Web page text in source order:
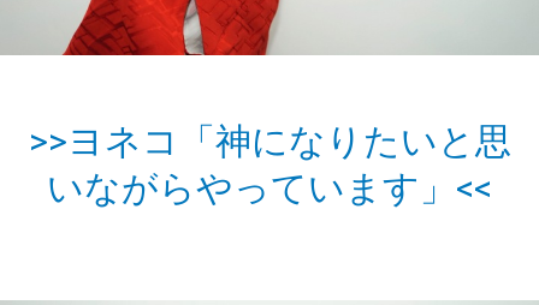
>>ヨネコ「神になりたいと思
いながらやっています」<<